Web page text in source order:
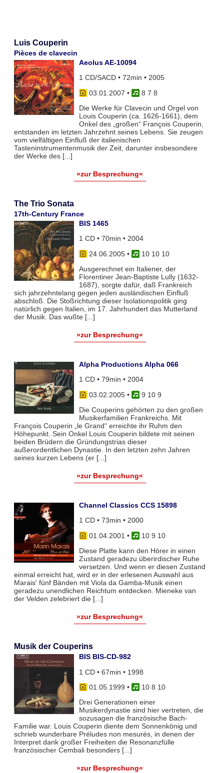
Luis Couperin
Pièces de clavecin
Aeolus AE-10094
1 CD/SACD • 72min • 2005
03.01.2007 •
8 7 8
Die Werke für Clavecin und Orgel von
Louis Couperin (ca. 1626-1661), dem
Onkel des „großen“ François Couperin,
entstanden im letzten Jahrzehnt seines Lebens. Sie zeugen
vom vielfältigen Einfluß der italienischen
Tasteninstrumentenmusik der Zeit, darunter insbesondere
der Werke des [...]
»zur Besprechung«
The Trio Sonata
17th-Century France
BIS 1465
1 CD • 70min • 2004
24.06.2005•
10 10 10
Ausgerechnet ein Italiener, der
Florentiner Jean-Baptiste Lully (1632-
1687), sorgte dafür, daß Frankreich
sich jahrzehntelang gegen jeden ausländischen Einfluß
abschloß. Die Stoßrichtung dieser Isolationspolitik ging
natürlich gegen Italien, im 17. Jahrhundert das Mutterland
der Musik. Das wußte [...]
»zur Besprechung«
Alpha Productions Alpha 066
1 CD • 79min • 2004
03.02.2005•
9 10 9
Die Couperins gehörten zu den großen
Musikerfamilien Frankreichs. Mit
François Couperin „le Grand“ erreichte ihr Ruhm den
Höhepunkt. Sein Onkel Louis Couperin bildete mit seinen
beiden Brüdern die Gründungstrias dieser
außerordentlichen Dynastie. In den letzten zehn Jahren
seines kurzen Lebens (er [...]
»zur Besprechung«
Channel Classics CCS 15898
1 CD • 73min • 2000
01.04.2001 •
10 9 10
Diese Platte kann den Hörer in einen
Zustand geradezu überirdischer Ruhe
versetzen. Und wenn er diesen Zustand
einmal erreicht hat, wird er in der erlesenen Auswahl aus
Marais' fünf Bänden mit Viola da Gamba-Musik einen
geradezu unendlichen Reichtum entdecken. Mieneke van
der Velden zelebriert die [...]
»zur Besprechung«
Musik der Couperins
BIS BIS-CD-982
1 CD • 67min • 1998
01.05.1999 •
10 8 10
Drei Generationen einer
Musikerdynastie sind hier vertreten, die
sozusagen die französische Bach-
Familie war. Louis Couperin diente dem Sonnenkönig und
schrieb wunderbare Préludes non mesurés, in denen der
Interpret dank großer Freiheiten die Resonanzfülle
französischer Cembali besonders [...]
»zur Besprechung«